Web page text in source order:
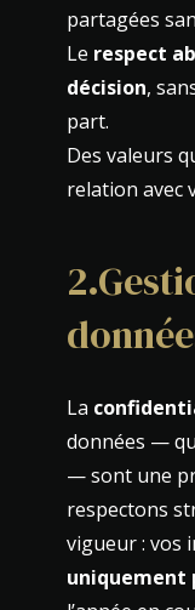
partagées
Le respect
décision,
part.
Des valeurs
relation avec
La
données —
— sont une
respectons
vigueur : vos
uniquement